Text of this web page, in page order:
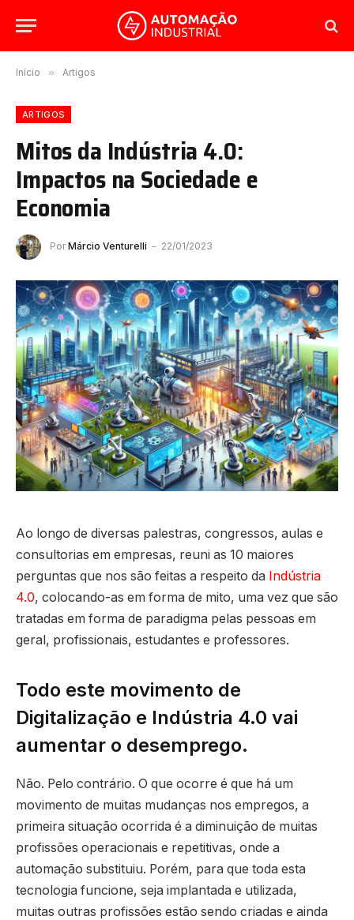
Início » Artigos
ARTIGOS
Mitos da Indústria 4.0:
Impactos na Sociedade e
Economia
Por Márcio Venturelli 22/01/2023
Ao longo de diversas palestras, congressos, aulas e
consultorias em empresas, reuni as 10 maiores
perguntas que nos são feitas a respeito da Indústria
4.0, colocando-as em forma de mito, uma vez que são
tratadas em forma de paradigma pelas pessoas em
geral, profissionais, estudantes e professores.
Todo este movimento de
Digitalização e Indústria 4.0 vai
aumentar o desemprego.
Não. Pelo contrário. O que ocorre é que há um
movimento de muitas mudanças nos empregos, a
primeira situação ocorrida é a diminuição de muitas
profissões operacionais e repetitivas, onde a
automação substituiu. Porém, para que toda esta
tecnologia funcione, seja implantada e utilizada,
muitas outras profissões estão sendo criadas e ainda